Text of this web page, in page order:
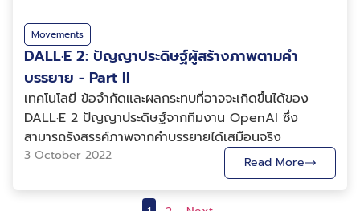
ตัวเลข โดยคำที่มีความหมายใกล้เคียงกันจะมีค่าเวกเตอร์ที่
ใกล้เคียงกันด้วย จากบทความ Word2Vec [2] แสดงให้
เห็นว่าแบบจำลองสามารถเรียนรู้ความสัมพันธ์ระหว่างชื่อ
ประเทศกับชื่อเมืองหลวงของประเทศได้อย่างแม่นยำ สิ่งนี้
ทำให้ Word2Vec ได้รับการยอมรับอย่างกว้างขวางใน
วงการ NLP นอกจากนี้ ยังเปิดทางให้มีการพัฒนาวิธีการ
แทนค่า (representation) ของคำ ตัวอักษร และเอกสารที่
มีประสิทธิภาพมากขึ้นต่อไป การถ่ายทอดการเรียนรู้ใน NLP
นั้นมีข้อจำกัด คือการจัดการกับภาษาที่ต่างกัน เช่น แบบ
จำลองที่ได้รับการเรียนรู้ด้วยภาษาอังกฤษ จะไม่สามารถที่จะ
ความสัมพันธ์มาก โดยจะเห็นได้ว่า “Comment” มีความ
สัมพันธ์กับ “How”, “se” มีความสัมพันธ์กับ “How” และ
“was”, “passe” มีความสัมพันธ์กับ “was”, “ta” มีความ
สัมพันธ์กับ “your”, และ “journée” มีความสัมพันธ์กับ
“day” กลไก Attention ประกอบไปด้วยส่วน
ประกอบ 3 ส่วนได้แก่ Query (Q) เป็นตัวแทนของบริบท
หรือสิ่งที่โมเดลกำลังโฟกัสอยู่ในปัจจุบัน Key (K) เป็น
ตัวแทนส่วนประกอบของข้อมูลที่โมเดลรับเข้ามา และ Value
(V) เป็นตัวแทนน้ำหนักที่โมเดลให้กับส่วนประกอบต่าง ๆ
ของข้อมูลที่ได้รับเข้ามา โดยโมเดลจะนำทั้งสามส่วนประกอบ
Classification Model อาจทำให้เกิดความคลาดเคลื่อนได้
ค่อนข้างสูง จึงทำให้ไปสู่การพัฒนาขั้นต่อไปของการใช้
Neural Network ในปี 2014-2015 เป็นปีที่มีการนำมาใช้
ของ Recurrent Neural Network : RNN เนื่องจากตัว
โมเดลนั้นสามารถแก้ปัญหา Classification ได้ดี แล้วยัง
สามารถแก้ปัญหา Sequence-2-Sequence (Seq2Seq)
ได้ดีอีกด้วย ซึ่งโจทย์ปัญหาที่พบเจอได้บ่อยๆในด้าน NLP
ของ Seq2Seq คือ การแปลภาษา ยกตัวอย่างการแปล
ภาษาจากภาษาอังกฤษมาเป็นภาษาไทย ดังประโยคใน
ตัวอย่าง “He is a student.” ตัว Encoder นั้นจะทำการ
สามารถของปัญญาประดิษฐ์ที่มนุษย์สร้างขึ้นถูกพัฒนาจน
เริ่มที่จะเก่งกว่ามนุษย์ในหลายทักษะ หนึ่งในงานทดลองที่
เป็นรู้จักคือการสอนให้คอมพิวเตอร์เล่นเกมเพื่อเอาชนะ
มนุษย์ หรือแม้กระทั่งในเกมที่ซับซ้อนอย่างหมากล้อม ก็
สามารถเอาชนะมนุษย์ไปได้จนเป็นข่าวดังไปทั่วโลก จนในบาง
ครั้งก็ทำให้เกิดความหวาดกลัวในปัญญาประดิษฐ์ว่ามันจะทำ
อะไรที่เป็นอันตรายต่อมนุษย์เหมือนกับในภาพยนตร์ชื่อดัง
หลายเรื่องหรือไม่ สื่อสังคมออนไลน์ถึงกับตื่นตระหนกกับ
ข่าวที่ปัญญาประดิษฐ์ของ Facebook สร้างภาษาของตัว
เองขึ้นมา และให้ความเห็นกันไปต่าง ๆ นานา ในฐานะของผู้ที่
Movements
DALL·E 2: ปัญญาประดิษฐ์ผู้สร้างภาพตามคำ
บรรยาย - Part II
เทคโนโลยี ข้อจำกัดและผลกระทบที่อาจจะเกิดขึ้นได้ของ
DALL·E 2 ปัญญาประดิษฐ์จากทีมงาน OpenAI ซึ่ง
สามารถรังสรรค์ภาพจากคำบรรยายได้เสมือนจริง
3 October 2022 Read More